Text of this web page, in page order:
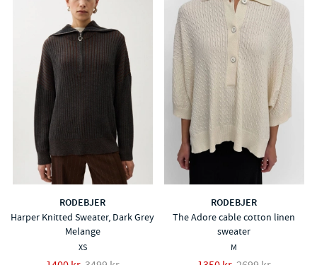
RODEBJER
Harper Knitted Sweater, Dark Grey
Melange
XS
RODEBJER
The Adore cable cotton linen
sweater
M